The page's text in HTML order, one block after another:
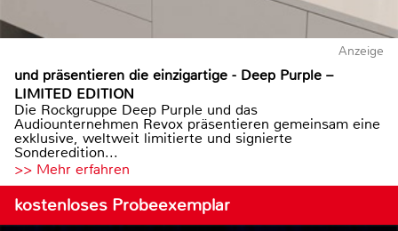
Anzeige
und präsentieren die einzigartige - Deep Purple –
LIMITED EDITION
Die Rockgruppe Deep Purple und das
Audiounternehmen Revox präsentieren gemeinsam eine
exklusive, weltweit limitierte und signierte
Sonderedition...
>> Mehr erfahren
kostenloses Probeexemplar